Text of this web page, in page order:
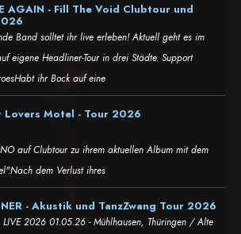
AGAIN - Fill The Void Clubtour und
Band solltet ihr live erleben! Aktuell geht es im
eigene Headliner-Tour in drei Städte. Support
ihr Bock auf eine
Lovers Motel - Tour 2026
auf Clubtour zu ihrem aktuellen Album mit dem
dem Verlust ihres
- Akustik und TanzZwang Tour 2026
LIVE 2026 01.05.26 - Mühlhausen, Thüringen / Alte